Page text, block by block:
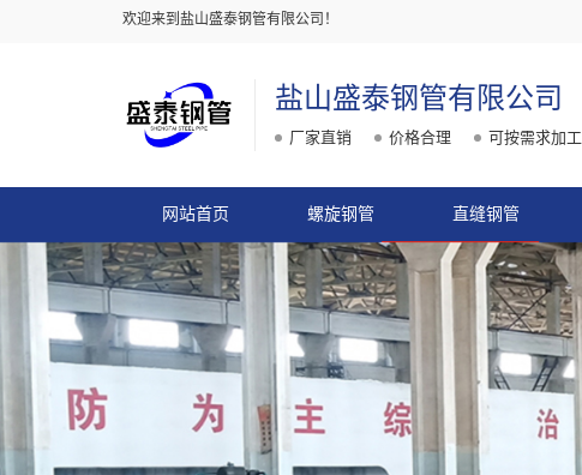
欢迎来到盐山盛泰钢管有限公司！
盐山盛泰钢管有限公司
厂家直销 价格合理 可按需求加工
网站首页 螺旋钢管 直缝钢管